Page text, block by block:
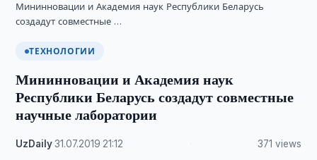
Мининновации и Академия наук Республики Беларусь
создадут совместные …
ТЕХНОЛОГИИ
Мининновации и Академия наук
Республики Беларусь создадут совместные
научные лаборатории
UzDaily·31.07.2019 21:12 371 views